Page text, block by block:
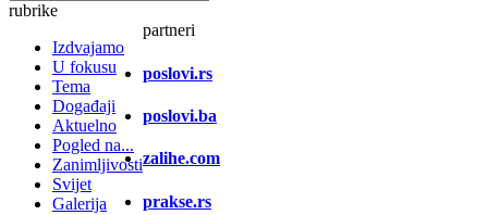
rubrike
Izdvajamo
U fokusu
Tema
Događaji
Aktuelno
Pogled na...
Zanimljivosti
Svijet
Galerija
partneri
poslovi.rs
poslovi.ba
zalihe.com
prakse.rs